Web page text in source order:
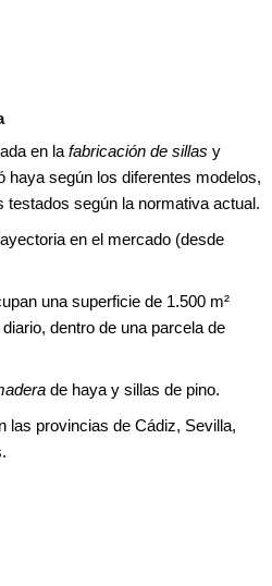
en la fabricación de sillas y
haya según los diferentes modelos,
según la normativa actual.
en el mercado (desde
una superficie de 1.500 m²
dentro de una parcela de
de haya y sillas de pino.
las provincias de Cádiz, Sevilla,